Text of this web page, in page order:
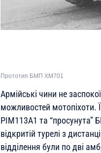
Прототип БМП ХМ701
Армійські чини не
можливостей мотопіхоти.
PIM113А1 та
відкритій турелі з
відділення були по дві